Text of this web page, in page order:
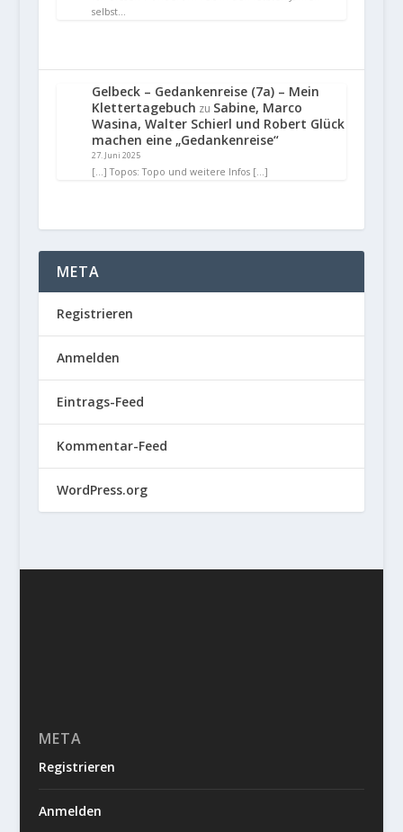
selbst…
Gelbeck – Gedankenreise (7a) – Mein
Klettertagebuch zu Sabine, Marco
Wasina, Walter Schierl und Robert Glück
machen eine „Gedankenreise“
27. Juni 2025
[…] Topos: Topo und weitere Infos […]
META
Registrieren
Anmelden
Eintrags-Feed
Kommentar-Feed
WordPress.org
META
Registrieren
Anmelden